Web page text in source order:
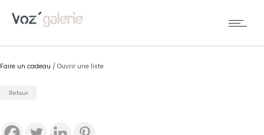
Faire un cadeau / Ouvrir une liste
Retour